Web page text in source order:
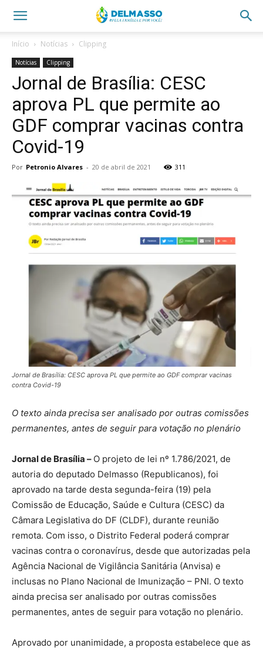
Início Notícias Clipping
Notícias Clipping
Jornal de Brasília: CESC
aprova PL que permite ao
GDF comprar vacinas contra
Covid-19
Por Petronio Alvares - 20 de abril de 2021 311
Jornal de Brasília: CESC aprova PL que permite ao GDF comprar vacinas
contra Covid-19
O texto ainda precisa ser analisado por outras comissões
permanentes, antes de seguir para votação no plenário
Jornal de Brasília – O projeto de lei nº 1.786/2021, de
autoria do deputado Delmasso (Republicanos), foi
aprovado na tarde desta segunda-feira (19) pela
Comissão de Educação, Saúde e Cultura (CESC) da
Câmara Legislativa do DF (CLDF), durante reunião
remota. Com isso, o Distrito Federal poderá comprar
vacinas contra o coronavírus, desde que autorizadas pela
Agência Nacional de Vigilância Sanitária (Anvisa) e
inclusas no Plano Nacional de Imunização – PNI. O texto
ainda precisa ser analisado por outras comissões
permanentes, antes de seguir para votação no plenário.
Aprovado por unanimidade, a proposta estabelece que as